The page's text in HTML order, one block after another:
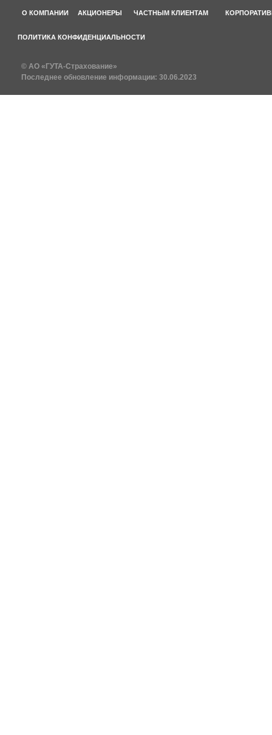
О КОМПАНИИ АКЦИОНЕРЫ ЧАСТНЫМ КЛИЕНТАМ
ПОЛИТИКА КОНФИДЕНЦИАЛЬНОСТИ
© АО «ГУТА-Страхование»
Последнее обновление информации: 30.06.2023